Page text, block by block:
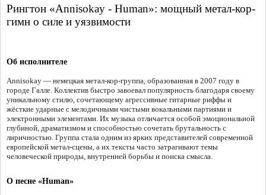
Рингтон «Annisokay - Human»: мощный метал-кор-
гимн о силе и уязвимости
Об исполнителе
Annisokay — немецкая метал-кор-группа, образованная в 2007 году в
городе Галле. Коллектив быстро завоевал популярность благодаря своему
уникальному стилю, сочетающему агрессивные гитарные риффы и
жёсткие ударные с мелодичными чистыми вокальными партиями и
электронными элементами. Их музыка отличается особой эмоциональной
глубиной, драматизмом и способностью сочетать брутальность с
лиричностью. Группа стала одним из ярких представителей современной
европейской метал-сцены, а их тексты часто затрагивают темы
человеческой природы, внутренней борьбы и поиска смысла.
О песне «Human»